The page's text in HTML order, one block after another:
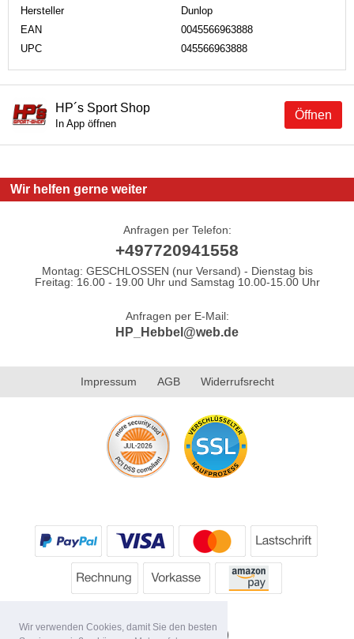
Wir verwenden Cookies, damit Sie den besten
Hersteller
Dunlop
EAN
0045566963888
UPC
045566963888
Öffnen
HP´s Sport Shop
In App öffnen
Wir helfen gerne weiter
Anfragen per Telefon:
+497720941558
Montag: GESCHLOSSEN (nur Versand) - Dienstag bis
Freitag: 16.00 - 19.00 Uhr und Samstag 10.00-15.00 Uhr
Anfragen per E-Mail:
HP_Hebbel@web.de
Impressum AGB Widerrufsrecht